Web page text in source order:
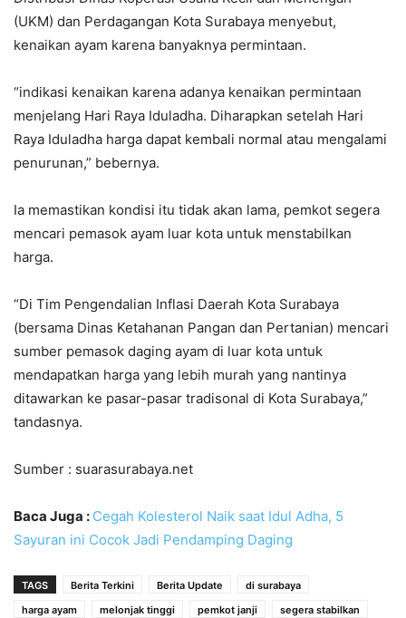
(UKM) dan Perdagangan Kota Surabaya menyebut,
kenaikan ayam karena banyaknya permintaan.
“indikasi kenaikan karena adanya kenaikan permintaan
menjelang Hari Raya Iduladha. Diharapkan setelah Hari
Raya Iduladha harga dapat kembali normal atau mengalami
penurunan,” bebernya.
Ia memastikan kondisi itu tidak akan lama, pemkot segera
mencari pemasok ayam luar kota untuk menstabilkan
harga.
“Di Tim Pengendalian Inflasi Daerah Kota Surabaya
(bersama Dinas Ketahanan Pangan dan Pertanian) mencari
sumber pemasok daging ayam di luar kota untuk
mendapatkan harga yang lebih murah yang nantinya
ditawarkan ke pasar-pasar tradisonal di Kota Surabaya,”
tandasnya.
Sumber : suarasurabaya.net
Baca Juga : Cegah Kolesterol Naik saat Idul Adha, 5
Sayuran ini Cocok Jadi Pendamping Daging
TAGS Berita Terkini Berita Update
di surabaya
harga ayam
melonjak tinggi pemkot janji
segera stabilkan